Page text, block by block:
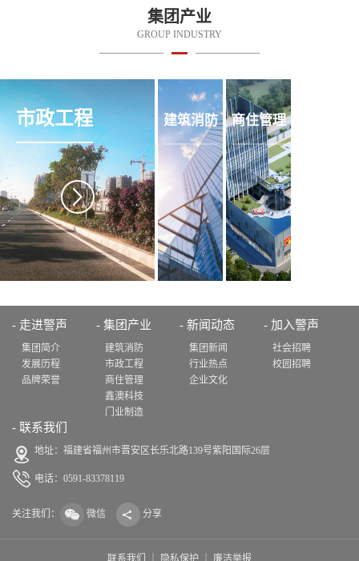
集团产业
GROUP INDUSTRY
市政工程 建筑消防 商住管理
鑫澳科技 门业生产
- 走进警声
集团简介
发展历程
品牌荣誉
- 集团产业
建筑消防
市政工程
商住管理
鑫澳科技
门业制造
- 新闻动态
集团新闻
行业热点
企业文化
- 加入警声
社会招聘
校园招聘
- 联系我们
地址： 福建省福州市晋安区长乐北路139号紫阳国际26层
电话： 0591-83378119
关注我们： 微信 分享
联系我们 隐私保护 廉洁举报